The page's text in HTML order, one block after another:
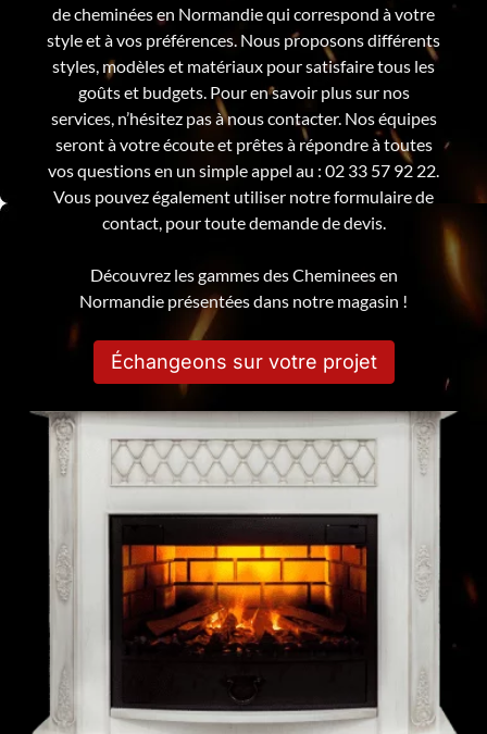
de cheminées en Normandie qui correspond à votre
style et à vos préférences. Nous proposons différents
styles, modèles et matériaux pour satisfaire tous les
goûts et budgets. Pour en savoir plus sur nos
services, n’hésitez pas à nous contacter. Nos équipes
seront à votre écoute et prêtes à répondre à toutes
vos questions en un simple appel au : 02 33 57 92 22.
Vous pouvez également utiliser notre formulaire de
contact, pour toute demande de devis.
Découvrez les gammes des Cheminees en
Normandie présentées dans notre magasin !
Échangeons sur votre projet